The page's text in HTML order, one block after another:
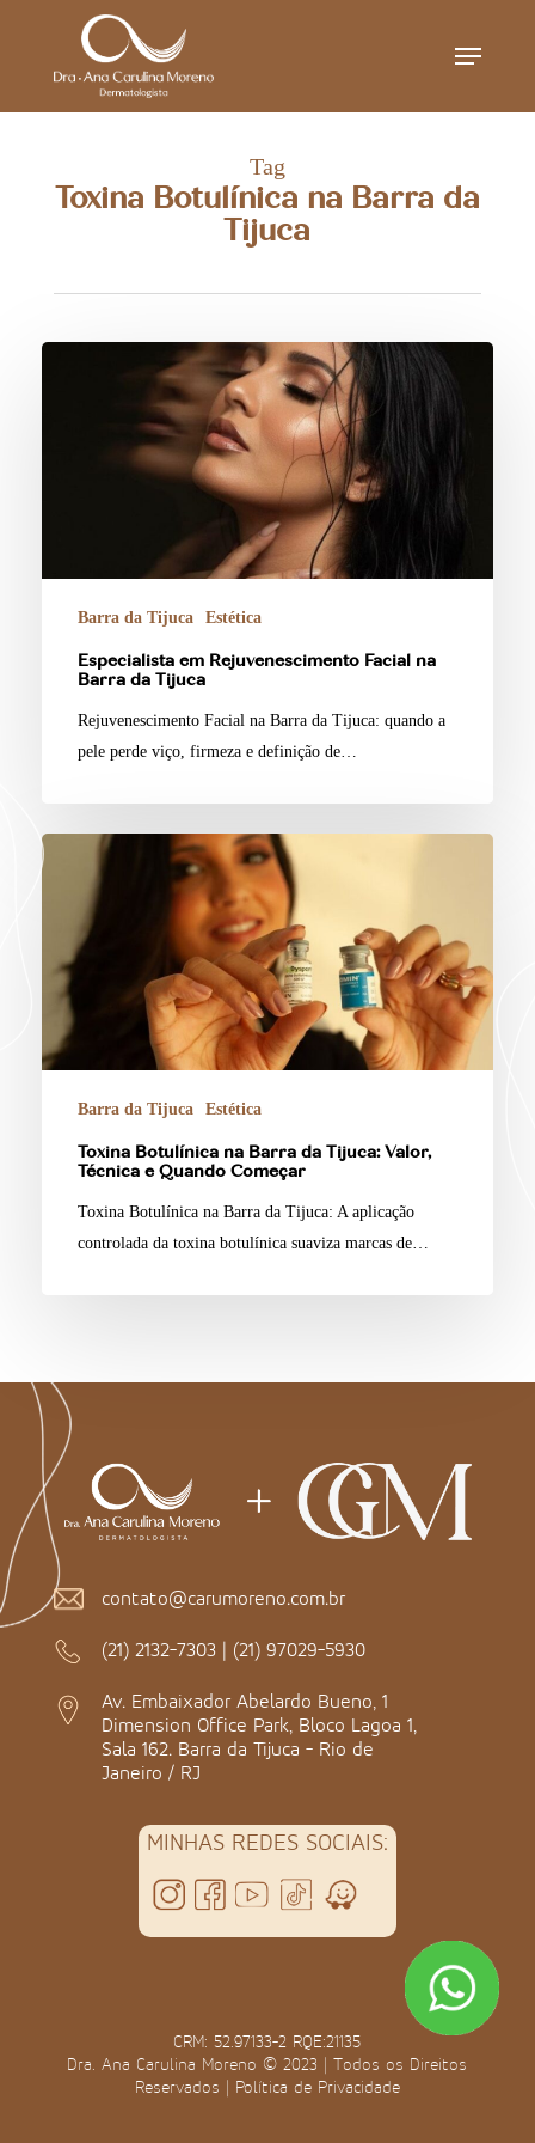
Menu
Tag
Toxina Botulínica na Barra da
Tijuca
Barra da Tijuca Estética
Especialista em Rejuvenescimento Facial na
Barra da Tijuca
Rejuvenescimento Facial na Barra da Tijuca: quando a
pele perde viço, firmeza e definição de…
Barra da Tijuca Estética
Toxina Botulínica na Barra da Tijuca: Valor,
Técnica e Quando Começar
Toxina Botulínica na Barra da Tijuca: A aplicação
controlada da toxina botulínica suaviza marcas de…
contato@carumoreno.com.br
(21) 2132-7303 | (21) 97029-5930
Av. Embaixador Abelardo Bueno, 1
Dimension Office Park, Bloco Lagoa 1,
Sala 162. Barra da Tijuca - Rio de
Janeiro / RJ
MINHAS REDES SOCIAIS:
CRM: 52.97133-2 RQE:21135
Dra. Ana Carulina Moreno © 2023 | Todos os Direitos
Reservados | Política de Privacidade